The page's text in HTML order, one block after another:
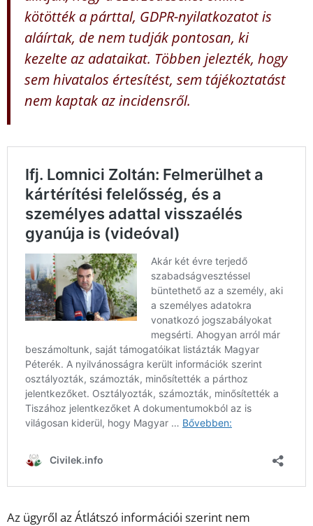
kötötték a párttal, GDPR-nyilatkozatot is
aláírtak, de nem tudják pontosan, ki
kezelte az adataikat. Többen jelezték, hogy
sem hivatalos értesítést, sem tájékoztatást
nem kaptak az incidensről.
Az ügyről az Átlátszó információi szerint nem